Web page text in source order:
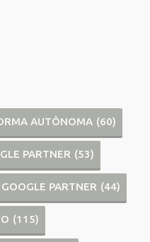
AUTÔNOMA (60)
PARTNER (53)
PARTNER (44)
(115)